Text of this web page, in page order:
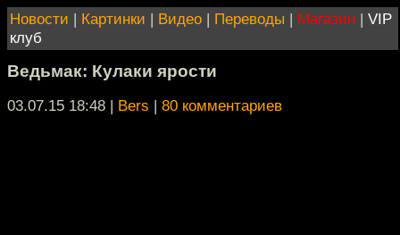
Новости | Картинки | Видео | Переводы | Магазин | VIP
клуб
Ведьмак: Кулаки ярости
03.07.15 18:48 | Bers | 80 комментариев